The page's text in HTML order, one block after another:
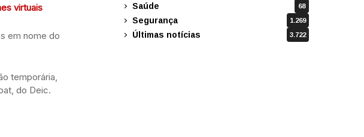
virtuais
em nome do
temporária,
do Deic.
Saúde 68
Segurança 1.269
Últimas notícias 3.722